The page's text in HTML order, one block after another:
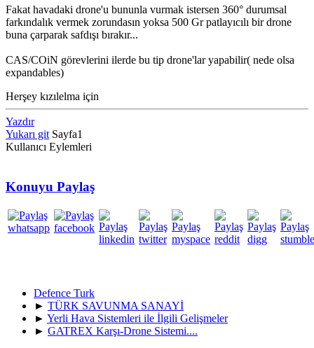
Fakat havadaki drone'u bununla vurmak istersen 360° durumsal
farkındalık vermek zorundasın yoksa 500 Gr patlayıcılı bir drone
buna çarparak safdışı bırakır...
CAS/COiN görevlerini ilerde bu tip drone'lar yapabilir( nede olsa
expandables)
Herşey kızılelma için
Yazdır
Yukarı git Sayfa1
Kullanıcı Eylemleri
Konuyu Paylaş
Defence Turk
► TÜRK SAVUNMA SANAYİ
► Yerli Hava Sistemleri ile İlgili Gelişmeler
► GATREX Karşı-Drone Sistemi....